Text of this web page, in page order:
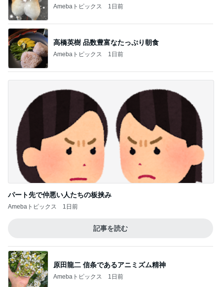
Amebaトピックス 1日前
高橋英樹 品数豊富なたっぷり朝食
Amebaトピックス 1日前
パート先で仲悪い人たちの板挟み
Amebaトピックス 1日前
記事を読む
原田龍二 信条であるアニミズム精神
Amebaトピックス 1日前